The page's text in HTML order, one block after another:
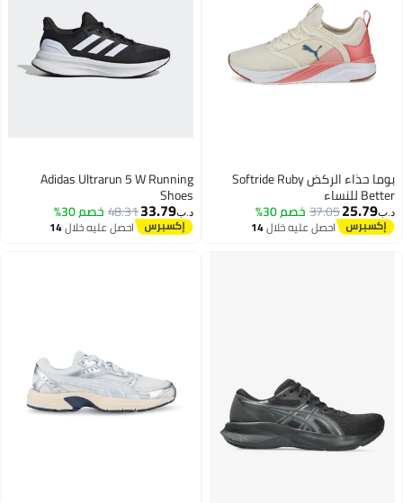
بوما حذاء الركض Softride Ruby
Better للنساء
د.ب‏25.79
37.05خصم 30%
احصل عليه خلال14
Adidas Ultrarun 5 W Running
Shoes
د.ب‏33.79
48.31خصم 30%
احصل عليه خلال14